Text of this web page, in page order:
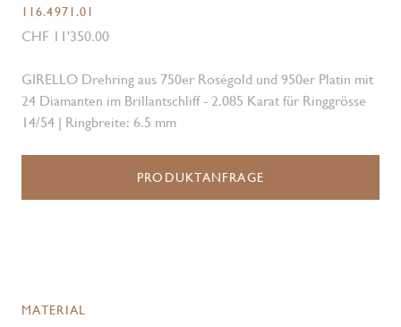
116.4971.01
CHF 11'350.00
GIRELLO Drehring aus 750er Roségold und 950er Platin mit
24 Diamanten im Brillantschliff - 2.085 Karat für Ringgrösse
14/54 | Ringbreite: 6.5 mm
PRODUKTANFRAGE
MATERIAL